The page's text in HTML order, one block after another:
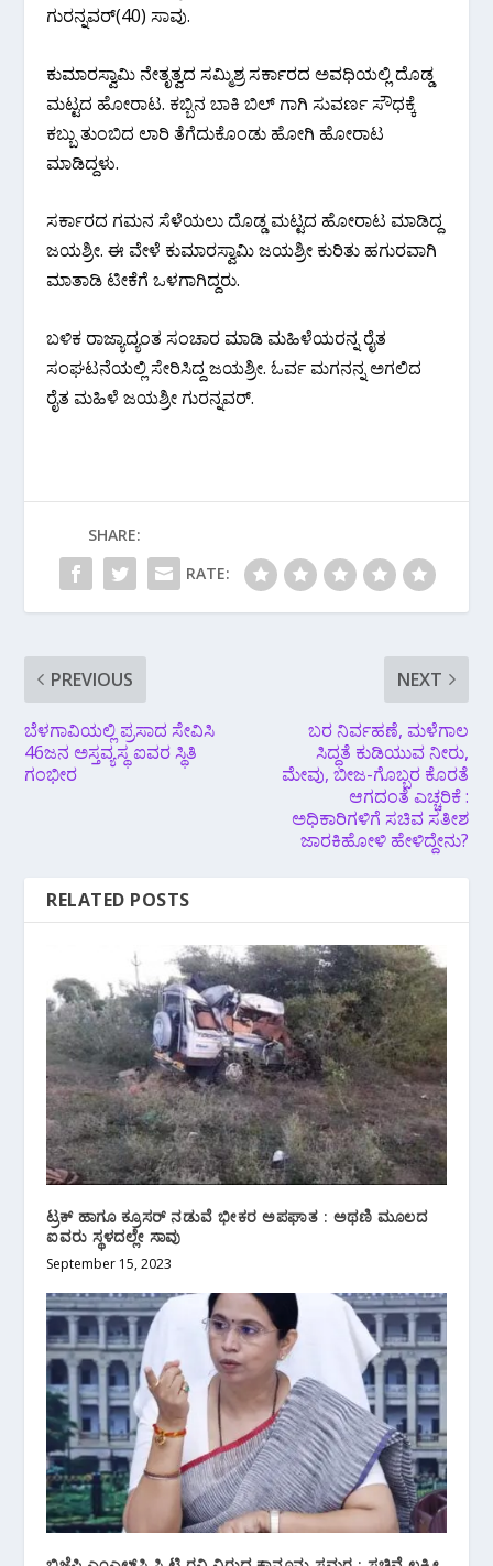
ಗುರನ್ನವರ್(40) ಸಾವು.
ಕುಮಾರಸ್ವಾಮಿ ನೇತೃತ್ವದ ಸಮ್ಮಿಶ್ರ ಸರ್ಕಾರದ ಅವಧಿಯಲ್ಲಿ ದೊಡ್ಡ
ಮಟ್ಟದ ಹೋರಾಟ. ಕಬ್ಬಿನ ಬಾಕಿ ಬಿಲ್ ಗಾಗಿ ಸುವರ್ಣ ಸೌಧಕ್ಕೆ
ಕಬ್ಬು ತುಂಬಿದ ಲಾರಿ ತೆಗೆದುಕೊಂಡು ಹೋಗಿ ಹೋರಾಟ
ಮಾಡಿದ್ದಳು.
ಸರ್ಕಾರದ ಗಮನ ಸೆಳೆಯಲು ದೊಡ್ಡ ಮಟ್ಟದ ಹೋರಾಟ ಮಾಡಿದ್ದ
ಜಯಶ್ರೀ. ಈ ವೇಳೆ ಕುಮಾರಸ್ವಾಮಿ ಜಯಶ್ರೀ ಕುರಿತು ಹಗುರವಾಗಿ
ಮಾತಾಡಿ ಟೀಕೆಗೆ ಒಳಗಾಗಿದ್ದರು.
ಬಳಿಕ ರಾಜ್ಯಾದ್ಯಂತ ಸಂಚಾರ ಮಾಡಿ ಮಹಿಳೆಯರನ್ನ ರೈತ
ಸಂಘಟನೆಯಲ್ಲಿ ಸೇರಿಸಿದ್ದ ಜಯಶ್ರೀ. ಓರ್ವ ಮಗನನ್ನ ಅಗಲಿದ
ರೈತ ಮಹಿಳೆ ಜಯಶ್ರೀ ಗುರನ್ನವರ್.
SHARE:
RATE:
PREVIOUS
ಬೆಳಗಾವಿಯಲ್ಲಿ ಪ್ರಸಾದ ಸೇವಿಸಿ
46ಜನ ಅಸ್ತವ್ಯಸ್ಥ ಐವರ ಸ್ಥಿತಿ
ಗಂಭೀರ
NEXT
ಬರ ನಿರ್ವಹಣೆ, ಮಳೆಗಾಲ
ಸಿದ್ಧತೆ ಕುಡಿಯುವ ನೀರು,
ಮೇವು, ಬೀಜ-ಗೊಬ್ಬರ ಕೊರತೆ
ಆಗದಂತೆ ಎಚ್ಚರಿಕೆ :
ಅಧಿಕಾರಿಗಳಿಗೆ ಸಚಿವ ಸತೀಶ
ಜಾರಕಿಹೋಳಿ ಹೇಳಿದ್ದೇನು?
RELATED POSTS
ಟ್ರಕ್ ಹಾಗೂ ಕ್ರೂಸರ್ ನಡುವೆ ಭೀಕರ ಅಪಘಾತ : ಅಥಣಿ ಮೂಲದ
ಐವರು ಸ್ಥಳದಲ್ಲೇ ಸಾವು
September 15, 2023